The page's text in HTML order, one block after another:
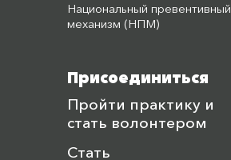
Национальный превентивный
механизм (НПМ)
Присоединиться
Пройти практику и
стать волонтером
Стать